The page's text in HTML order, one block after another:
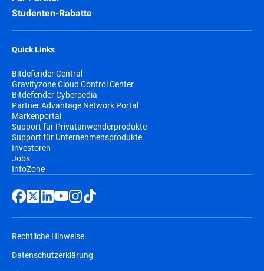
Studenten-Rabatte
Quick Links
Bitdefender Central
Gravityzone Cloud Control Center
Bitdefender Cyberpedia
Partner Advantage Network Portal
Markenportal
Support für Privatanwenderprodukte
Support für Unternehmensprodukte
Investoren
Jobs
InfoZone
Rechtliche Hinweise
Datenschutzerklärung